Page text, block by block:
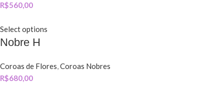
R$560,00
Select options
Nobre H
Coroas de Flores,Coroas Nobres
R$680,00